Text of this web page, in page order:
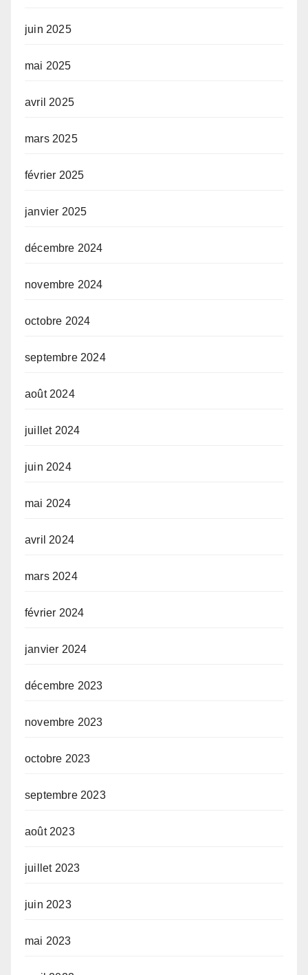
juin 2025
mai 2025
avril 2025
mars 2025
février 2025
janvier 2025
décembre 2024
novembre 2024
octobre 2024
septembre 2024
août 2024
juillet 2024
juin 2024
mai 2024
avril 2024
mars 2024
février 2024
janvier 2024
décembre 2023
novembre 2023
octobre 2023
septembre 2023
août 2023
juillet 2023
juin 2023
mai 2023